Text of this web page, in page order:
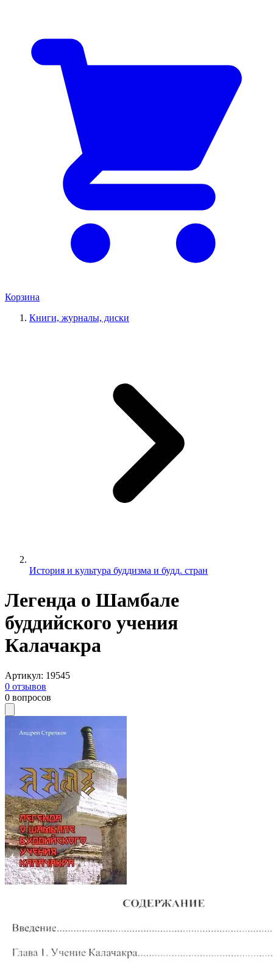
Корзина
Книги, журналы, диски
История и культура буддизма и будд. стран
Легенда о Шамбале
буддийского учения
Калачакра
Артикул: 19545
0 отзывов
0 вопросов